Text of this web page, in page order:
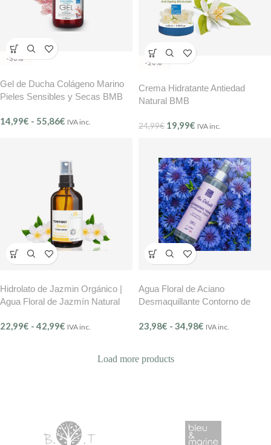
-30%
Gel de Ducha Colágeno Marino
Pieles Sensibles y Secas BMB
14,99€ - 55,86€ IVA inc.
-20%
Crema Hidratante Antiedad
Natural BMB
24,99€ 19,99€ IVA inc.
Hidrolato de Jazmin Orgánico |
Agua Floral de Jazmín Natural
22,99€ - 42,99€ IVA inc.
Agua Floral de Aciano
Desmaquillante Contorno de
Délicate – (Ref.201)
23,98€ - 34,98€ IVA inc.
Load more products